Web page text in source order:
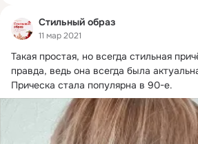
Стильный образ
11 мар 2021
Такая простая, но всегда стильная
правда, ведь она всегда была
Прическа стала популярна в 90-е.